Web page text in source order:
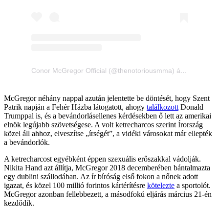
Conor McGregor Official (@thenotoriousmma) által megosztott bejegyzés
McGregor néhány nappal azután jelentette be döntését, hogy Szent
Patrik napján a Fehér Házba látogatott, ahogy találkozott Donald
Trumppal is, és a bevándorlásellenes kérdésekben ő lett az amerikai
elnök legújabb szövetségese. A volt ketrecharcos szerint Írország
közel áll ahhoz, elveszítse „írségét”, a vidéki városokat már ellepték
a bevándorlók.
A ketrecharcost egyébként éppen szexuális erőszakkal vádolják.
Nikita Hand azt állítja, McGregor 2018 decemberében bántalmazta
egy dublini szállodában. Az ír bíróság első fokon a nőnek adott
igazat, és közel 100 millió forintos kártérítésre kötelezte a sportolót.
McGregor azonban fellebbezett, a másodfokú eljárás március 21-én
kezdődik.